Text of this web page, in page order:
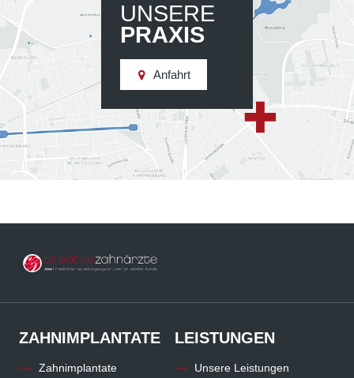
UNSERE
PRAXIS
Anfahrt
ZAHNIMPLANTATE
Zahnimplantate
LEISTUNGEN
Unsere Leistungen